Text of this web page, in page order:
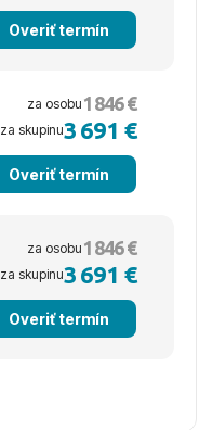
Overiť termín
za osobu 1 846 €
za skupinu3 691 €
Overiť termín
za osobu 1 846 €
za skupinu3 691 €
Overiť termín